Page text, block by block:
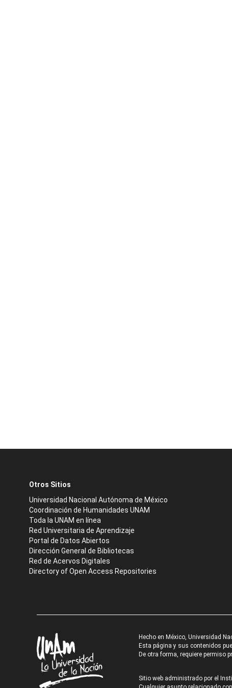
Otros Sitios
Universidad Nacional Autónoma de México
Coordinación de Humanidades UNAM
Toda la UNAM en línea
Red Universitaria de Aprendizaje
Portal de Datos Abiertos
Dirección General de Bibliotecas
Red de Acervos Digitales
Directory of Open Access Repositories
Hecho en México, Universidad
Esta página y sus contenidos
De otra forma, requiere permiso
Sitio web administrado por el